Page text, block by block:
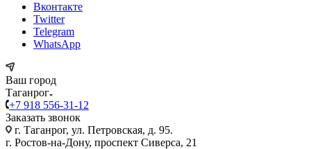
Вконтакте
Twitter
Telegram
WhatsApp
Ваш город
Таганрог
+7 918 556-31-12
Заказать звонок
г. Таганрог, ул. Петровская, д. 95.
г. Ростов-на-Дону, проспект Сиверса, 21